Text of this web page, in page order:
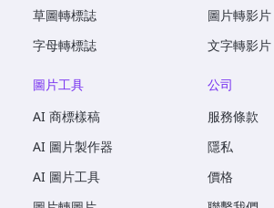
草圖轉標誌
字母轉標誌
圖片轉影片
文字轉影片
圖片工具
AI 商標樣稿
AI 圖片製作器
AI 圖片工具
公司
服務條款
隱私
價格